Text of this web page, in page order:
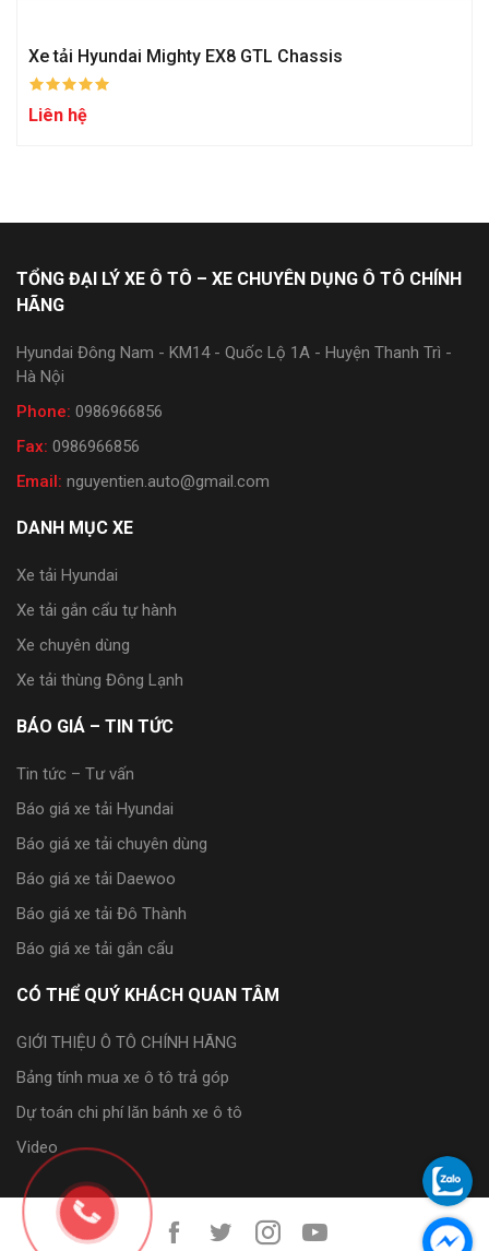
Xe tải Hyundai Mighty EX8 GTL Chassis
Liên hệ
TỔNG ĐẠI LÝ XE Ô TÔ – XE CHUYÊN DỤNG Ô TÔ CHÍNH
HÃNG
Hyundai Đông Nam - KM14 - Quốc Lộ 1A - Huyện Thanh Trì -
Hà Nội
Phone: 0986966856
Fax: 0986966856
Email: nguyentien.auto@gmail.com
DANH MỤC XE
Xe tải Hyundai
Xe tải gắn cẩu tự hành
Xe chuyên dùng
Xe tải thùng Đông Lạnh
BÁO GIÁ – TIN TỨC
Tin tức – Tư vấn
Báo giá xe tải Hyundai
Báo giá xe tải chuyên dùng
Báo giá xe tải Daewoo
Báo giá xe tải Đô Thành
Báo giá xe tải gắn cẩu
CÓ THỂ QUÝ KHÁCH QUAN TÂM
GIỚI THIỆU Ô TÔ CHÍNH HÃNG
Bảng tính mua xe ô tô trả góp
Dự toán chi phí lăn bánh xe ô tô
Video